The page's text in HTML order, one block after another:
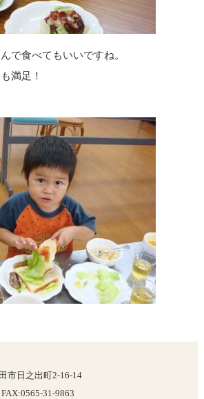
で食べてもいいですね。
満足！
市日之出町2-16-14
31-9863